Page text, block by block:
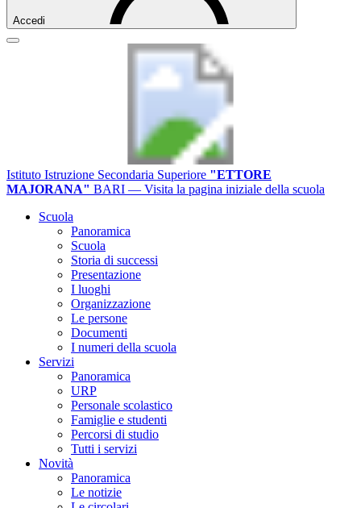
Accedi
Istituto Istruzione Secondaria Superiore "ETTORE
MAJORANA" BARI — Visita la pagina iniziale della scuola
Scuola
Panoramica
Scuola
Storia di successi
Presentazione
I luoghi
Organizzazione
Le persone
Documenti
I numeri della scuola
Servizi
Panoramica
URP
Personale scolastico
Famiglie e studenti
Percorsi di studio
Tutti i servizi
Novità
Panoramica
Le notizie